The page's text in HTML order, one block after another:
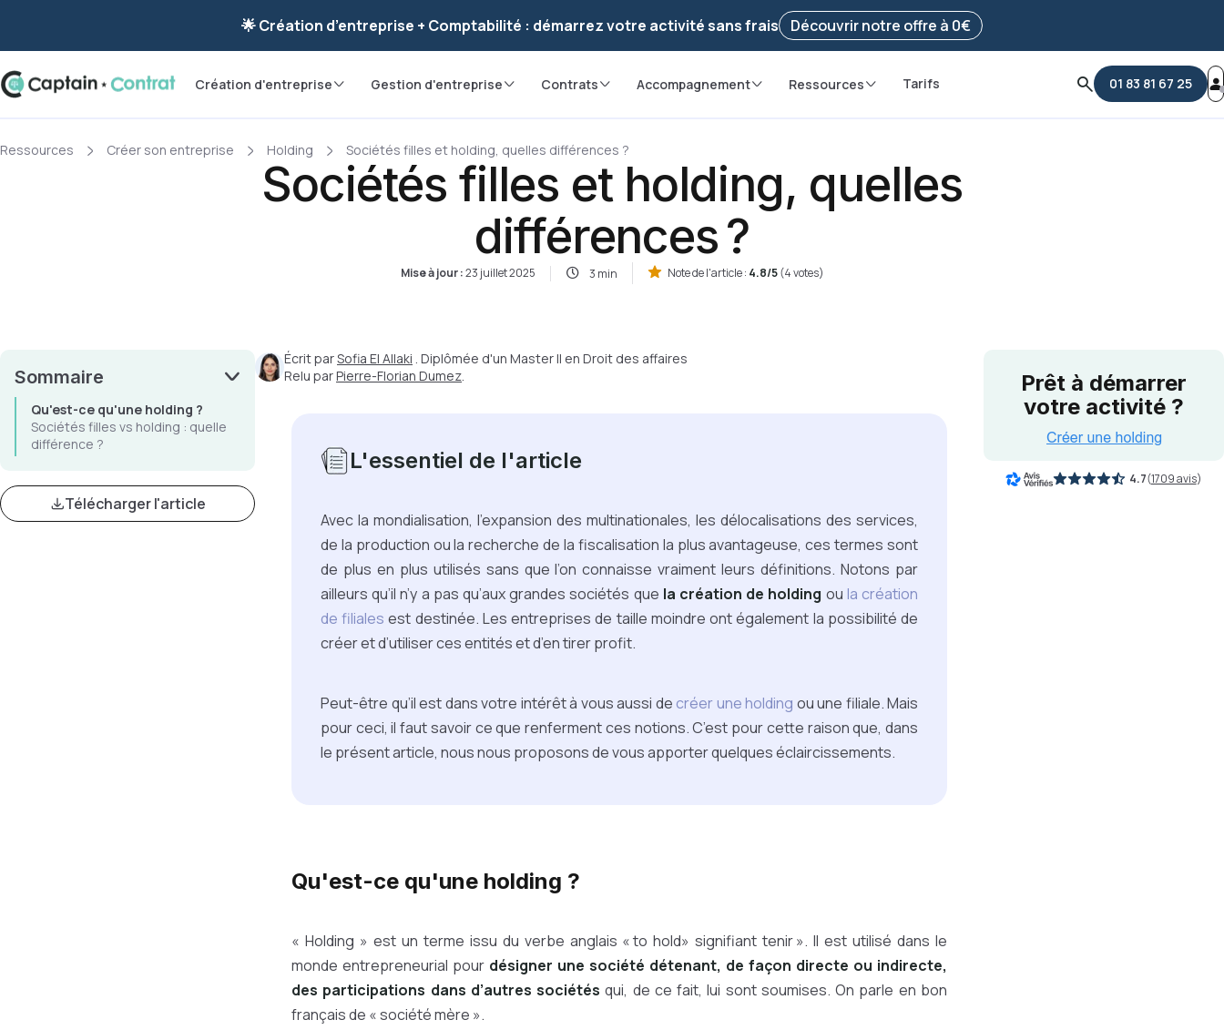
Ravis de vous revoir ! Votre démarchea été enregistrée 🚀 Reprendre ma démarche
🌟 Création d’entreprise + Comptabilité : démarrez votre activité sans frais Découvrir notre offre à 0€
Création d'entreprise Gestion d'entreprise Contrats Accompagnement Ressources Tarifs 01 83 81 67 25
Ressources Créer son entreprise Holding Sociétés filles et holding, quelles différences ?
Sociétés filles et holding, quelles
différences ?
Mise à jour :23 juillet 2025 3 min Note de l'article : 4.8/5(4 votes)
Sommaire
Qu'est-ce qu'une holding ?
Sociétés filles vs holding : quelle
différence ?
Télécharger l'article
Écrit parSofia El Allaki . Diplômée d'un Master II en Droit des affaires
Relu parPierre-Florian Dumez.
L'essentiel de l'article
Avec la mondialisation, l’expansion des multinationales, les délocalisations des services,
de la production ou la recherche de la fiscalisation la plus avantageuse, ces termes sont
de plus en plus utilisés sans que l’on connaisse vraiment leurs définitions.Notons par
ailleurs qu’il n’y a pas qu’aux grandes sociétés que la création de holding ou la création
de filiales est destinée. Les entreprises de taille moindre ont également la possibilité de
créer et d’utiliser ces entités et d’en tirer profit.
Peut-être qu’il est dans votre intérêt à vous aussi de créer une holding ou une filiale. Mais
pour ceci, il faut savoir ce que renferment ces notions. C’est pour cette raison que, dans
le présent article, nous nous proposons de vous apporter quelques éclaircissements.
Qu'est-ce qu'une holding ?
« Holding » est un terme issu du verbe anglais « to hold» signifiant tenir ». Il est utilisé dans le
monde entrepreneurial pour désigner une société détenant, de façon directe ou indirecte,
des participations dans d’autres sociétés qui, de ce fait, lui sont soumises. On parle en bon
français de « société mère ».
4.7(1709 avis)
Prêt à démarrer
votre activité ?